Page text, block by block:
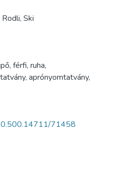
Ski
, férfi, ruha,
, aprónyomtatvány,
71458